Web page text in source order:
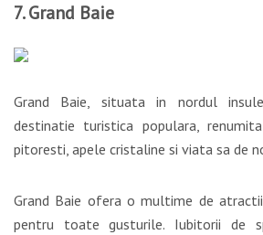
7. Grand Baie
Grand Baie, situata in nordul
destinatie turistica populara,
pitoresti, apele cristaline si viata sa de
Grand Baie ofera o multime de
pentru toate gusturile. Iubitorii de